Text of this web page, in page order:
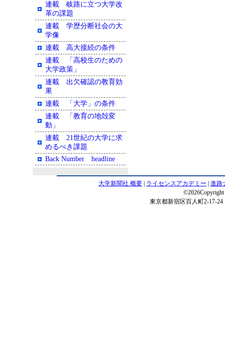
連載 岐路に立つ大学改
革の課題
連載 学歴分断社会の大
学像
連載 高大接続の条件
連載 「高校生のための
大学政策」
連載 出欠確認の教育効
果
連載 「大学」の条件
連載 「教育の地殻変
動」
連載 21世紀の大学に求
めるべき課題
Back Number headline
大学新聞社 概要 ライセンスアカデミー
進路
©2026Copyright
東京都新宿区百人町2-17-